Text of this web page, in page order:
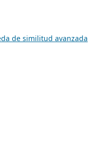
de similitud avanzada